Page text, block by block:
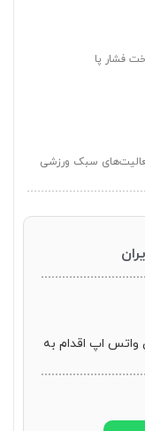
فعالیت‌های سبک ورزشی
واتس اپ اقدام به